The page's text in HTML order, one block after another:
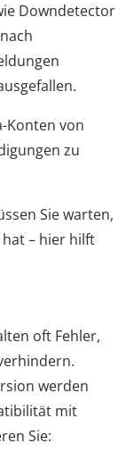
Downdetector
Konten von
zu
Sie warten,
– hier hilft
oft Fehler,
werden
mit
Sie: